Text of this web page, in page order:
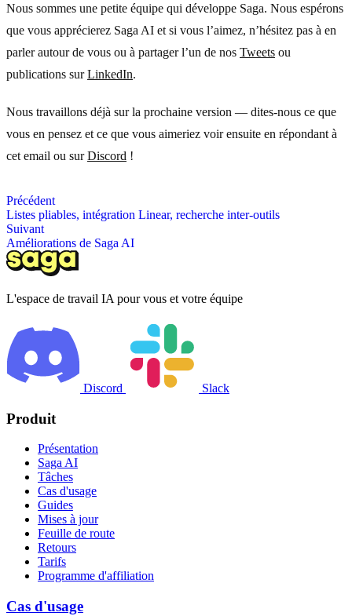
Nous sommes une petite équipe qui développe Saga. Nous espérons
que vous apprécierez Saga AI et si vous l’aimez, n’hésitez pas à en
parler autour de vous ou à partager l’un de nos Tweets ou
publications surLinkedIn.
Nous travaillons déjà sur la prochaine version — dites-nous ce que
vous en pensez et ce que vous aimeriez voir ensuite en répondant à
cet email ou surDiscord !
Précédent
Listes pliables, intégration Linear, recherche inter-outils
Suivant
Améliorations de Saga AI
L'espace de travail IA pour vous et votre équipe
Discord Slack
Produit
Présentation
Saga AI
Tâches
Cas d'usage
Guides
Mises à jour
Feuille de route
Retours
Tarifs
Programme d'affiliation
Cas d'usage